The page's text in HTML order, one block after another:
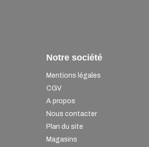
Notre société
Mentions légales
CGV
A propos
Nous contacter
Plan du site
Magasins